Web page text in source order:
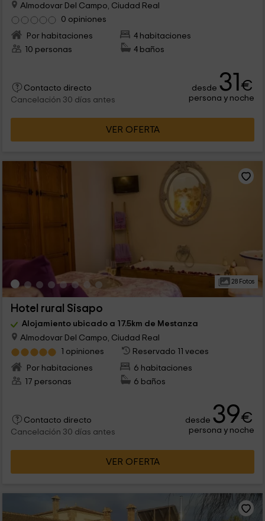
Almodovar Del Campo, Ciudad Real
0 opiniones
Por habitaciones
4 habitaciones
10 personas
4 baños
Contacto directo
Cancelación 30 días antes
desde 31€
persona y noche
VER OFERTA
28 Fotos
Hotel rural Sisapo
Alojamiento ubicado a 17.5km de Mestanza
Almodovar Del Campo, Ciudad Real
1 opiniones
Reservado 11 veces
Por habitaciones
6 habitaciones
17 personas
6 baños
Contacto directo
Cancelación 30 días antes
desde 39€
persona y noche
VER OFERTA